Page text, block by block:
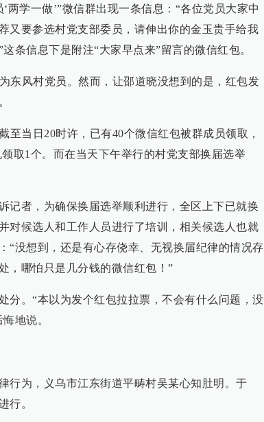
两学一做’”微信群出现一条信息：“各位党员大家中
又要参选村党支部委员，请伸出你的金玉贵手给我
条信息下是附注“大家早点来”留言的微信红包。
东风村党员。然而，让邵道晓没想到的是，红包发
至当日20时许，已有40个微信红包被群成员领取，
取1个。而在当天下午举行的村党支部换届选举
记者，为确保换届选举顺利进行，全区上下已就换
对候选人和工作人员进行了培训，相关候选人也就
“没想到，还是有心存侥幸、无视换届纪律的情况存
，哪怕只是几分钱的微信红包！”
分。“本以为发个红包拉拉票，不会有什么问题，没
地说。
行为，义乌市江东街道平畴村吴某心知肚明。于
行。